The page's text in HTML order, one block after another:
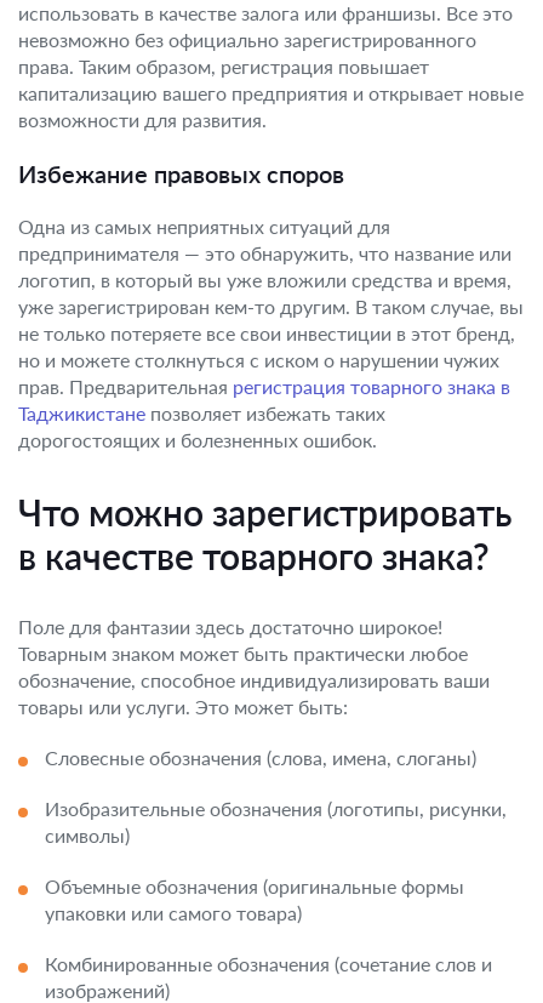
использовать в качестве залога или франшизы. Все это
невозможно без официально зарегистрированного
права. Таким образом, регистрация повышает
капитализацию вашего предприятия и открывает новые
возможности для развития.
Избежание правовых споров
Одна из самых неприятных ситуаций для
предпринимателя — это обнаружить, что название или
логотип, в который вы уже вложили средства и время,
уже зарегистрирован кем-то другим. В таком случае, вы
не только потеряете все свои инвестиции в этот бренд,
но и можете столкнуться с иском о нарушении чужих
прав. Предварительная регистрация товарного знака в
Таджикистане позволяет избежать таких
дорогостоящих и болезненных ошибок.
Что можно зарегистрировать
в качестве товарного знака?
Поле для фантазии здесь достаточно широкое!
Товарным знаком может быть практически любое
обозначение, способное индивидуализировать ваши
товары или услуги. Это может быть:
Словесные обозначения (слова, имена, слоганы)
Изобразительные обозначения (логотипы, рисунки,
символы)
Объемные обозначения (оригинальные формы
упаковки или самого товара)
Комбинированные обозначения (сочетание слов и
изображений)